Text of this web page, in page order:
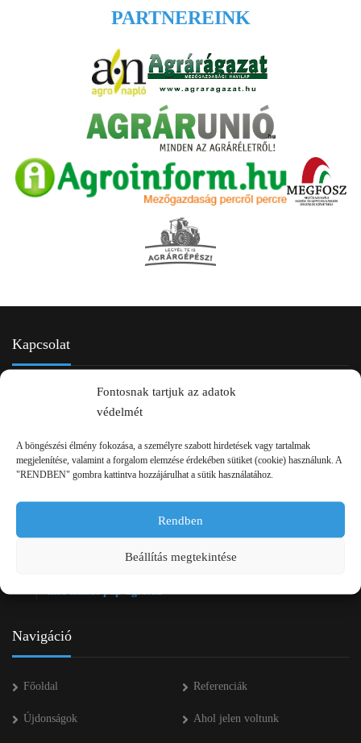
Fontosnak tartjuk az adatok
védelmét
A böngészési élmény fokozása, a személyre szabott hirdetések vagy tartalmak
megjelenítése, valamint a forgalom elemzése érdekében sütiket (cookie) használunk. A
"RENDBEN" gombra kattintva hozzájárulhat a sütik használatához.
Rendben
Beállítás megtekintése
PARTNEREINK
Kapcsolat
Navigáció
Főoldal Referenciák
Újdonságok Ahol jelen voltunk